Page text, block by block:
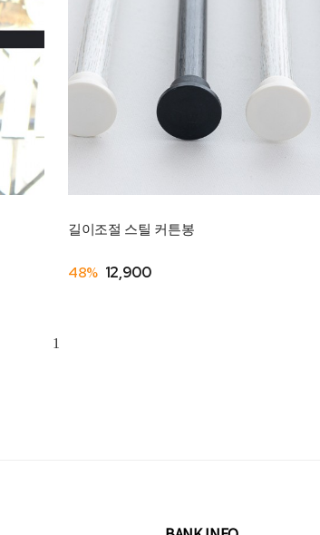
길이조절 스틸 커튼봉
48% 12,900
1